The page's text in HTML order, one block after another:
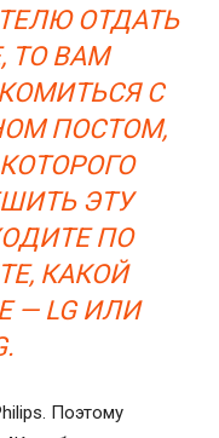
ОТДАТЬ
ТО ВАМ
С
ПОСТОМ,
ЭТУ
ПО
КАКОЙ
— LG ИЛИ
Поэтому